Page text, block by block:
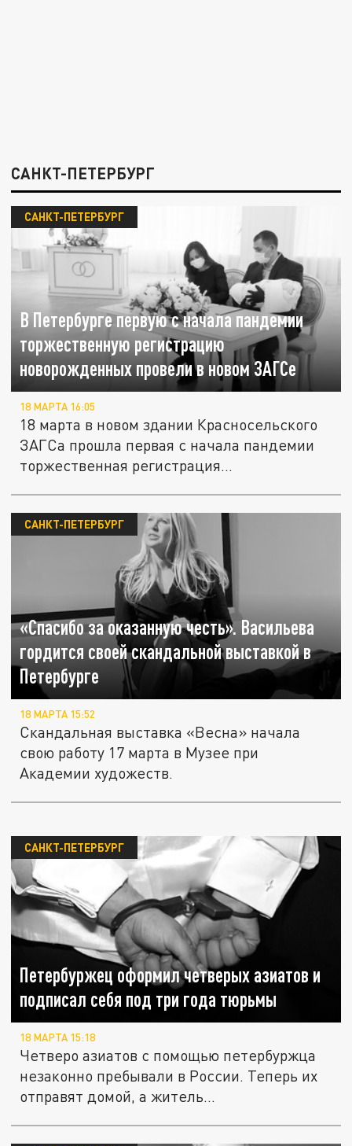
САНКТ-ПЕТЕРБУРГ
В Петербурге первую с начала пандемии
торжественную регистрацию
новорожденных провели в новом ЗАГСе
САНКТ-ПЕТЕРБУРГ
18 МАРТА 16:05
18 марта в новом здании Красносельского
ЗАГСа прошла первая с начала пандемии
торжественная регистрация...
«Спасибо за оказанную честь». Васильева
гордится своей скандальной выставкой в
Петербурге
САНКТ-ПЕТЕРБУРГ
18 МАРТА 15:52
Скандальная выставка «Весна» начала
свою работу 17 марта в Музее при
Академии художеств.
Петербуржец оформил четверых азиатов и
подписал себя под три года тюрьмы
САНКТ-ПЕТЕРБУРГ
18 МАРТА 15:18
Четверо азиатов с помощью петербуржца
незаконно пребывали в России. Теперь их
отправят домой, а житель...